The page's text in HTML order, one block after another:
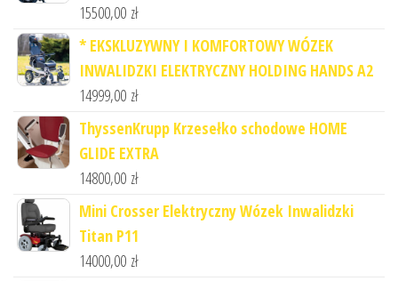
15500,00 zł
* EKSKLUZYWNY I KOMFORTOWY WÓZEK
INWALIDZKI ELEKTRYCZNY HOLDING HANDS A2
14999,00 zł
ThyssenKrupp Krzesełko schodowe HOME
GLIDE EXTRA
14800,00 zł
Mini Crosser Elektryczny Wózek Inwalidzki
Titan P11
14000,00 zł